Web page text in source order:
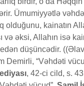
Ümumiyyətlə
olduğunu, kainatın
və əksi, Allahın isə
düşüncədir.
Demirli, “Vəhdəti
, 42-ci cild, s.